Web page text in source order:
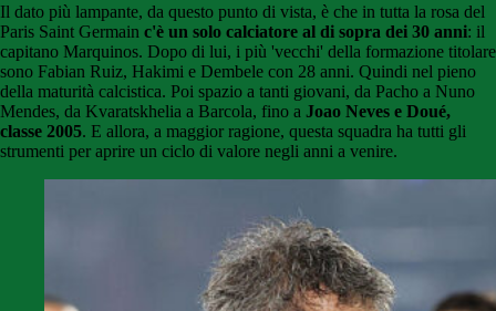
Il dato più lampante, da questo punto di vista, è che in tutta la rosa del
Paris Saint Germain c'è un solo calciatore al di sopra dei 30 anni: il
capitano Marquinos. Dopo di lui, i più 'vecchi' della formazione titolare
sono Fabian Ruiz, Hakimi e Dembele con 28 anni. Quindi nel pieno
della maturità calcistica. Poi spazio a tanti giovani, da Pacho a Nuno
Mendes, da Kvaratskhelia a Barcola, fino a Joao Neves e Doué,
classe 2005. E allora, a maggior ragione, questa squadra ha tutti gli
strumenti per aprire un ciclo di valore negli anni a venire.